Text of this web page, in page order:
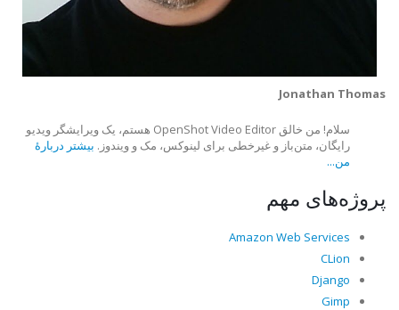
Jonathan Thomas
سلام! من خالق OpenShot Video Editor هستم، یک ویرایشگر ویدیو
رایگان، متن‌باز و غیرخطی برای لینوکس، مک و ویندوز. بیشتر دربارهٔ
من...
پروژه‌های مهم
Amazon Web Services
CLion
Django
Gimp